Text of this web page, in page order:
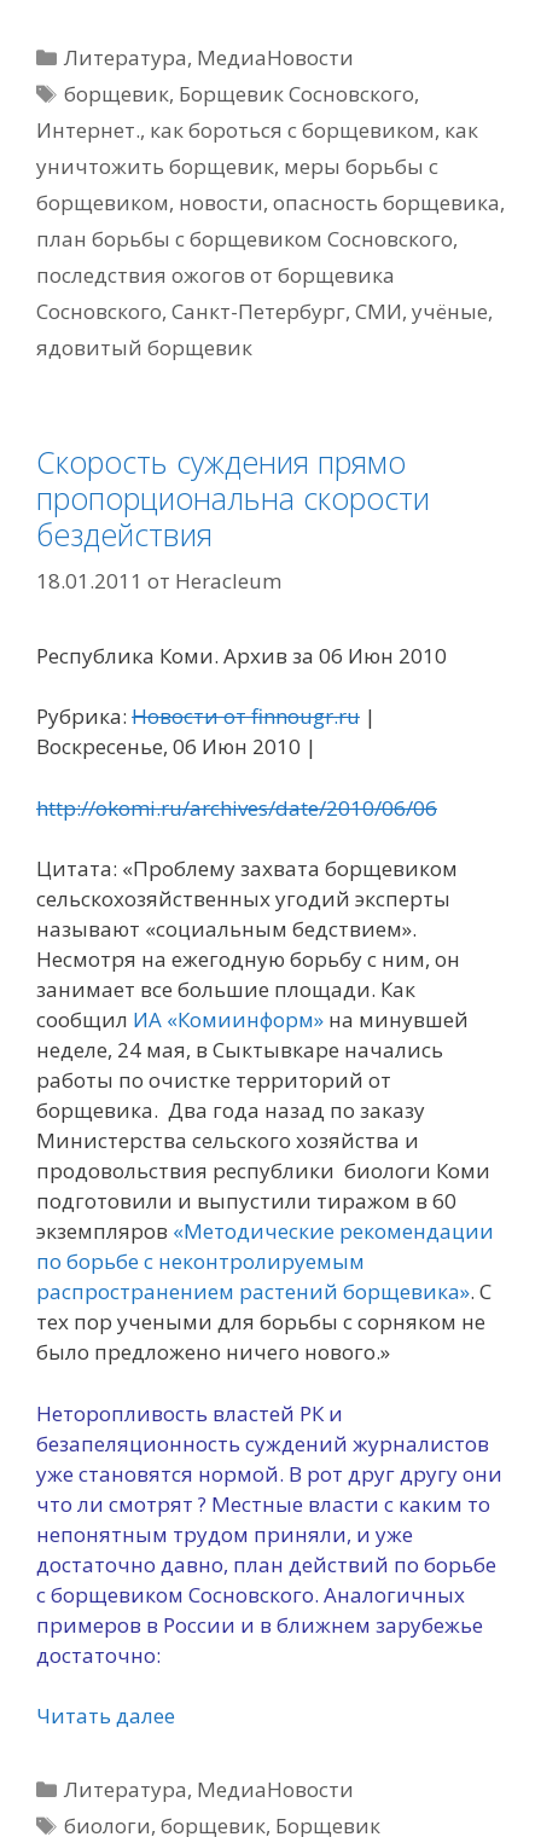
Рубрики
Литература, МедиаНовости
Метки
борщевик, Борщевик Сосновского,
Интернет., как бороться с борщевиком, как
уничтожить борщевик, меры борьбы с
борщевиком, новости, опасность борщевика,
план борьбы с борщевиком Сосновского,
последствия ожогов от борщевика
Сосновского, Санкт-Петербург, СМИ, учёные,
ядовитый борщевик
Скорость суждения прямо
пропорциональна скорости
бездействия
18.01.2011 от Heracleum
Республика Коми. Архив за 06 Июн 2010
Рубрика: Новости от finnougr.ru |
Воскресенье, 06 Июн 2010 |
http://okomi.ru/archives/date/2010/06/06
Цитата: «Проблему захвата борщевиком
сельскохозяйственных угодий эксперты
называют «социальным бедствием».
Несмотря на ежегодную борьбу с ним, он
занимает все большие площади. Как
сообщил ИА «Комиинформ» на минувшей
неделе, 24 мая, в Сыктывкаре начались
работы по очистке территорий от
борщевика. Два года назад по заказу
Министерства сельского хозяйства и
продовольствия республики биологи Коми
подготовили и выпустили тиражом в 60
экземпляров «Методические рекомендации
по борьбе с неконтролируемым
распространением растений борщевика». С
тех пор учеными для борьбы с сорняком не
было предложено ничего нового.»
Неторопливость властей РК и
безапеляционность суждений журналистов
уже становятся нормой. В рот друг другу они
что ли смотрят ? Местные власти с каким то
непонятным трудом приняли, и уже
достаточно давно, план действий по борьбе
с борщевиком Сосновского. Аналогичных
примеров в России и в ближнем зарубежье
достаточно:
Читать далее
Рубрики
Литература, МедиаНовости
Метки
биологи,борщевик, Борщевик